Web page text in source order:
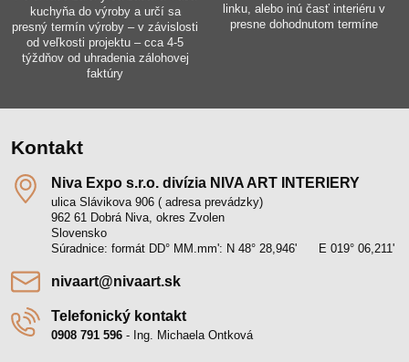
kuchyňa do výroby a určí sa
presný termín výroby – v závislosti
od veľkosti projektu – cca 4-5
týždňov od uhradenia zálohovej
faktúry
linku, alebo inú časť interiéru v
presne dohodnutom termíne
Kontakt
Niva Expo s​.r​.o​. divízia NIVA ART INTERIERY
ulica Slávikova 906 ( adresa prevádzky)
962 61 Dobrá Niva, okres Zvolen
Slovensko
Súradnice: formát DD° MM.mm': N 48° 28,946' E 019° 06,211'
nivaart​@nivaart​.sk
Telefonický kontakt
0908 791 596 - Ing. Michaela Ontková